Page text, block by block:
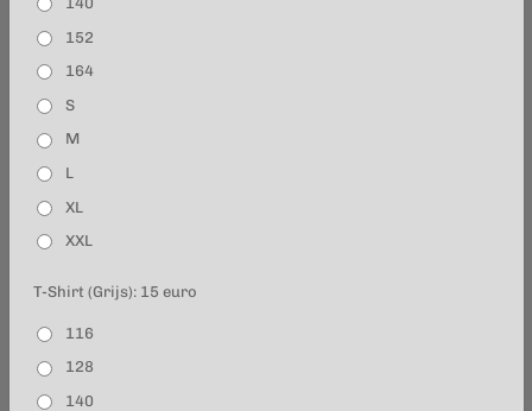
152
164
S
M
L
XL
XXL
T-Shirt (Grijs): 15 euro
116
128
140